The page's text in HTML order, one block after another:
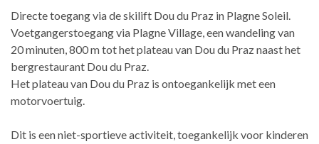
Directe toegang via de skilift Dou du Praz in Plagne Soleil.
Voetgangerstoegang via Plagne Village, een wandeling van
20 minuten, 800 m tot het plateau van Dou du Praz naast het
bergrestaurant Dou du Praz.
Het plateau van Dou du Praz is ontoegankelijk met een
motorvoertuig.
Dit is een niet-sportieve activiteit, toegankelijk voor kinderen